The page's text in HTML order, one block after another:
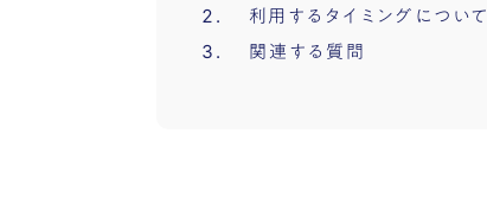
利用するタイミングについて
関連する質問